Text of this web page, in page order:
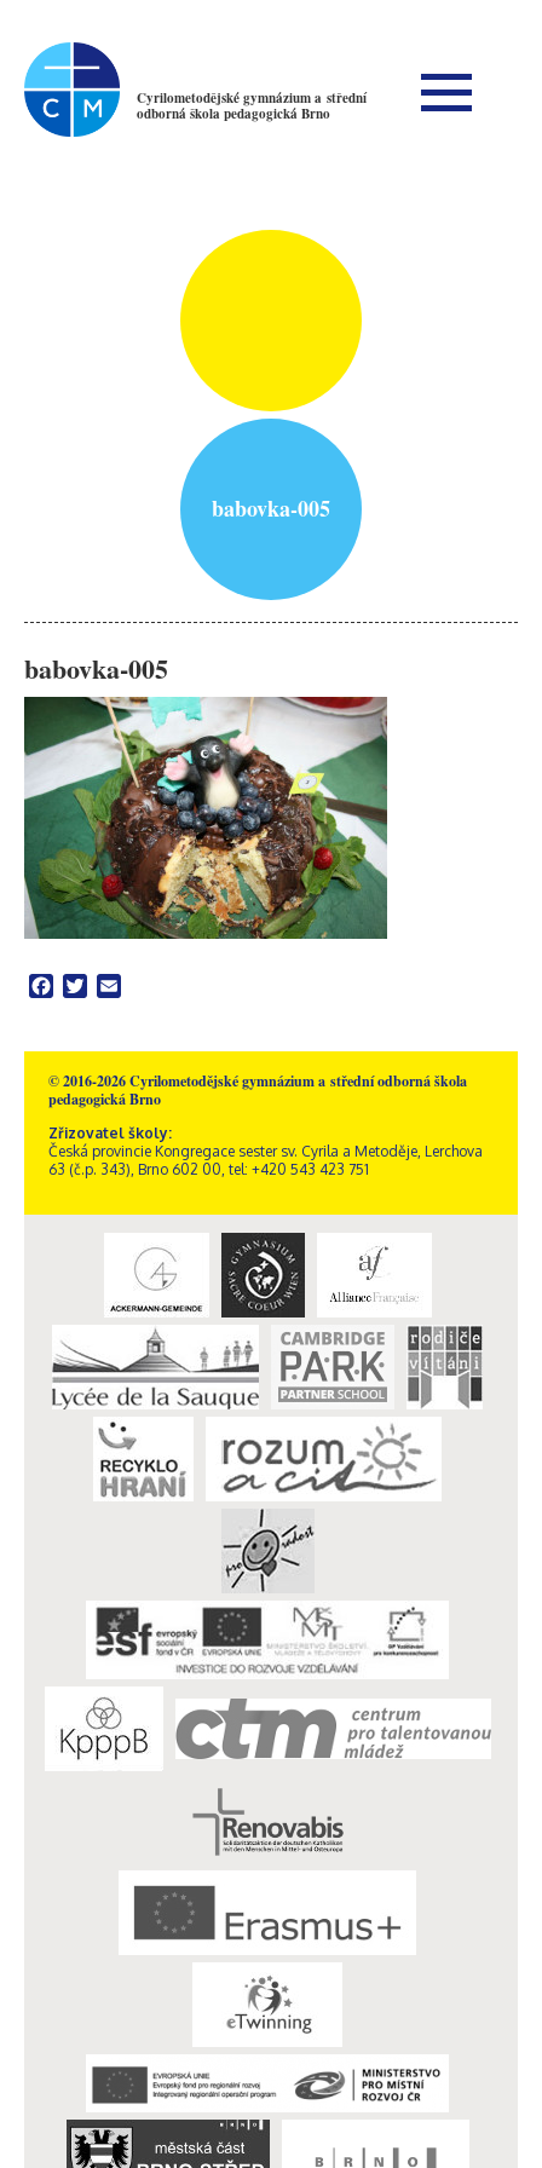
Cyrilometodějské gymnázium a střední
odborná škola pedagogická Brno
babovka-005
babovka-005
Facebook
Twitter
© 2016-2026 Cyrilometodějské gymnázium a střední odborná škola
pedagogická Brno
Zřizovatel školy:
Česká provincie Kongregace sester sv. Cyrila a Metoděje, Lerchova
63 (č.p. 343), Brno 602 00, tel: +420 543 423 751